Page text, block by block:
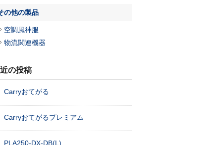
の他の製品
空調風神服
物流関連機器
の投稿
Carryおてがる
Carryおてがるプレミアム
PLA250-DX-DB(L)